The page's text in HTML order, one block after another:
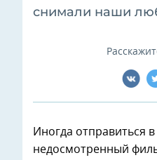
снимали наши
Иногда отправиться
недосмотренный